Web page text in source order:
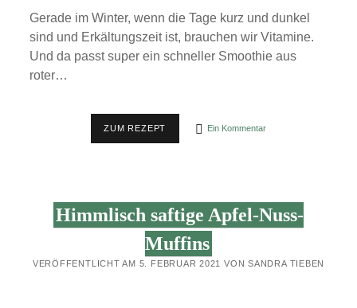
Gerade im Winter, wenn die Tage kurz und dunkel
sind und Erkältungszeit ist, brauchen wir Vitamine.
Und da passt super ein schneller Smoothie aus
roter…
ZUM REZEPT Ein Kommentar
Himmlisch saftige Apfel-Nuss-
Muffins
VERÖFFENTLICHT AM 5. FEBRUAR 2021 VON SANDRA TIEBEN